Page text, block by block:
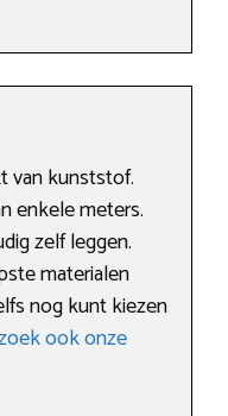
van kunststof.
enkele meters.
zelf leggen.
materialen
nog kunt kiezen
ook onze